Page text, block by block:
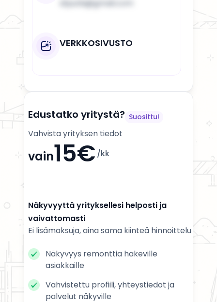
a1putki@gmail.com
VERKKOSIVUSTO
Edustatko yritystä? Suosittu!
Vahvista yrityksen tiedot
vain15€ /kk
Näkyvyyttä yrityksellesi helposti ja
vaivattomasti
Ei lisämaksuja, aina sama kiinteä hinnoittelu
Näkyvyys remonttia hakeville
asiakkaille
Vahvistettu profiili, yhteystiedot ja
palvelut näkyville